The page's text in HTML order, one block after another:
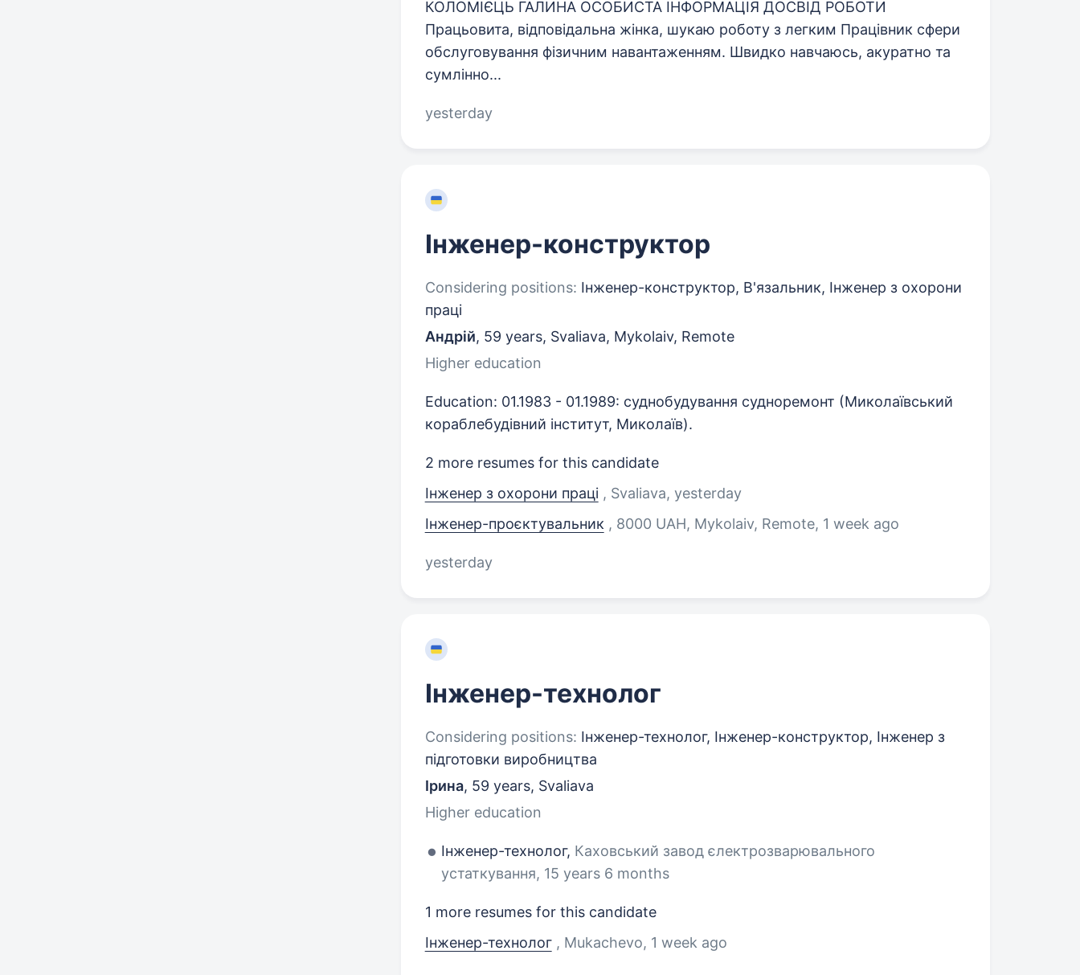
КОЛОМІЄЦЬ ГАЛИНА ОСОБИСТА ІНФОРМАЦІЯ ДОСВІД РОБОТИ
Працьовита, відповідальна жінка, шукаю роботу з легким Працівник сфери
обслуговування фізичним навантаженням. Швидко навчаюсь, акуратно та
сумлінно...
yesterday
Інженер-конструктор
Considering positions: Інженер-конструктор, В'язальник, Інженер з охорони
праці
Андрiй, 59 years, Svaliava, Mykolaiv, Remote
Higher education
Education: 01.1983 - 01.1989: суднобудування судноремонт (Миколаївський
кораблебудівний інститут, Миколаїв).
2 more resumes for this candidate
Інженер з охорони праці , Svaliava, yesterday
Інженер-проєктувальник , 8000 UAH, Mykolaiv, Remote, 1 week ago
yesterday
Інженер-технолог
Considering positions: Інженер-технолог, Інженер-конструктор, Інженер з
підготовки виробництва
Ірина, 59 years, Svaliava
Higher education
Інженер-технолог, Каховський завод єлектрозварювального
устаткування, 15 years 6 months
1 more resumes for this candidate
Інженер-технолог , Mukachevo, 1 week ago